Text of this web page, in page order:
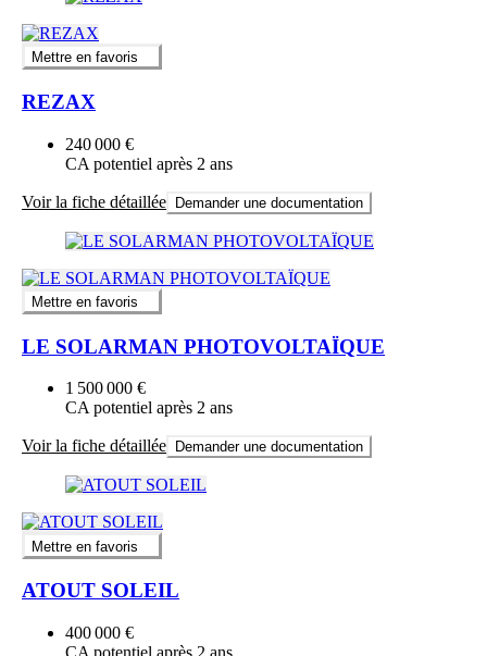
Mettre en favoris
REZAX
240 000 €
CA potentiel après 2 ans
Voir la fiche détaillée Demander une documentation
Mettre en favoris
LE SOLARMAN PHOTOVOLTAÏQUE
1 500 000 €
CA potentiel après 2 ans
Voir la fiche détaillée Demander une documentation
Mettre en favoris
ATOUT SOLEIL
400 000 €
CA potentiel après 2 ans